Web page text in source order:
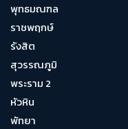
พุทธมณฑล
ราชพฤกษ์
รังสิต
สุวรรณภูมิ
พระราม 2
หัวหิน
พัทยา